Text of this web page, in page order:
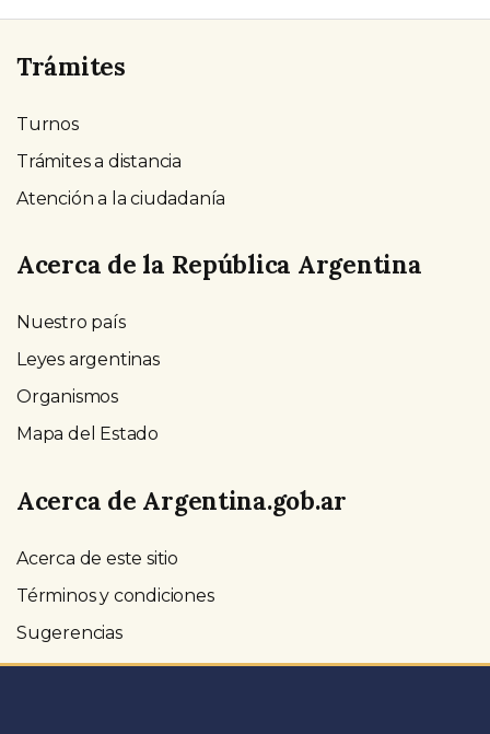
Trámites
Turnos
Trámites a distancia
Atención a la ciudadanía
Acerca de la República Argentina
Nuestro país
Leyes argentinas
Organismos
Mapa del Estado
Acerca de Argentina.gob.ar
Acerca de este sitio
Términos y condiciones
Sugerencias